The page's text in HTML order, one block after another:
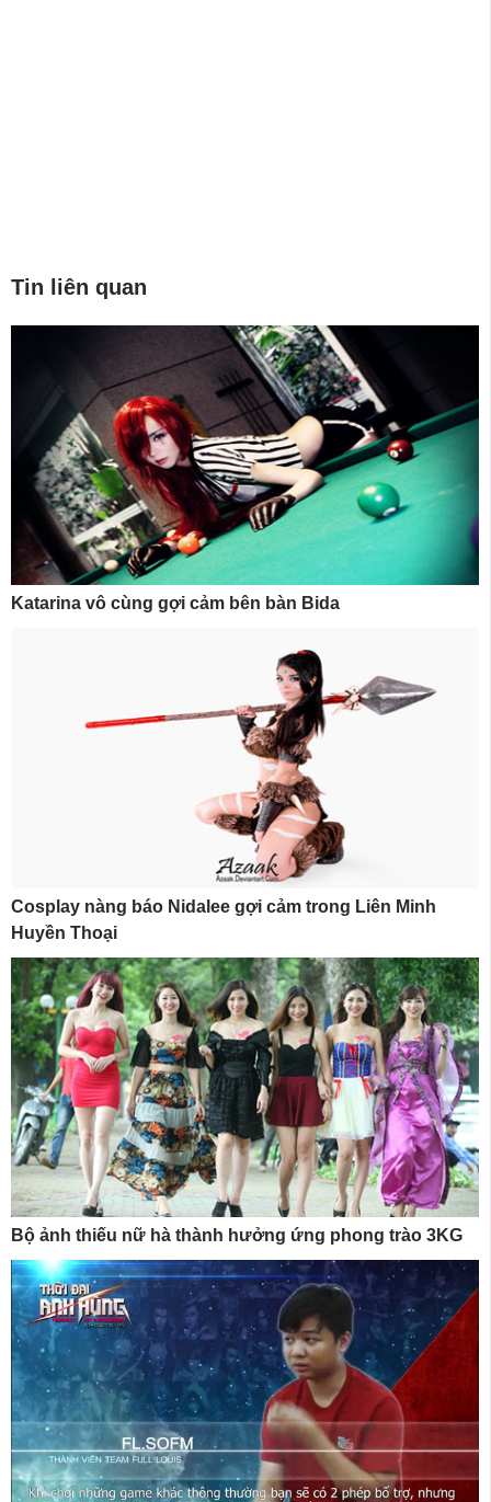
Tin liên quan
Katarina vô cùng gợi cảm bên bàn Bida
Cosplay nàng báo Nidalee gợi cảm trong Liên Minh
Huyền Thoại
Bộ ảnh thiếu nữ hà thành hưởng ứng phong trào 3KG